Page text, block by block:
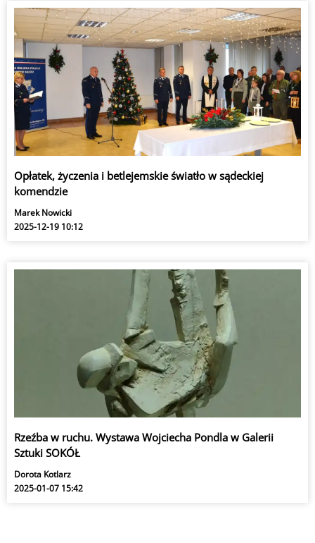
Opłatek, życzenia i betlejemskie światło w sądeckiej
komendzie
Marek Nowicki
2025-12-19 10:12
Rzeźba w ruchu. Wystawa Wojciecha Pondla w Galerii
Sztuki SOKÓŁ
Dorota Kotlarz
2025-01-07 15:42